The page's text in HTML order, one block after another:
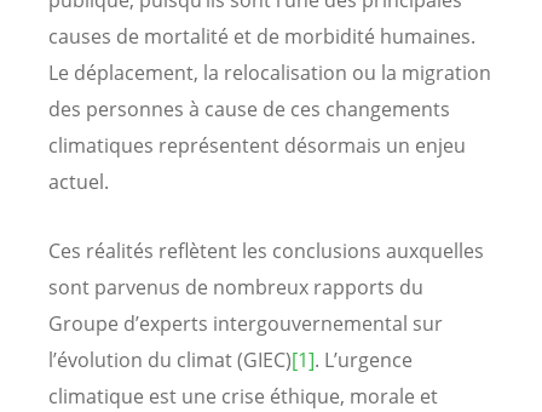
causes de mortalité et de morbidité humaines.
Le déplacement, la relocalisation ou la migration
des personnes à cause de ces changements
climatiques représentent désormais un enjeu
actuel.
Ces réalités reflètent les conclusions auxquelles
sont parvenus de nombreux rapports du
Groupe d’experts intergouvernemental sur
l’évolution du climat (GIEC)[1]. L’urgence
climatique est une crise éthique, morale et